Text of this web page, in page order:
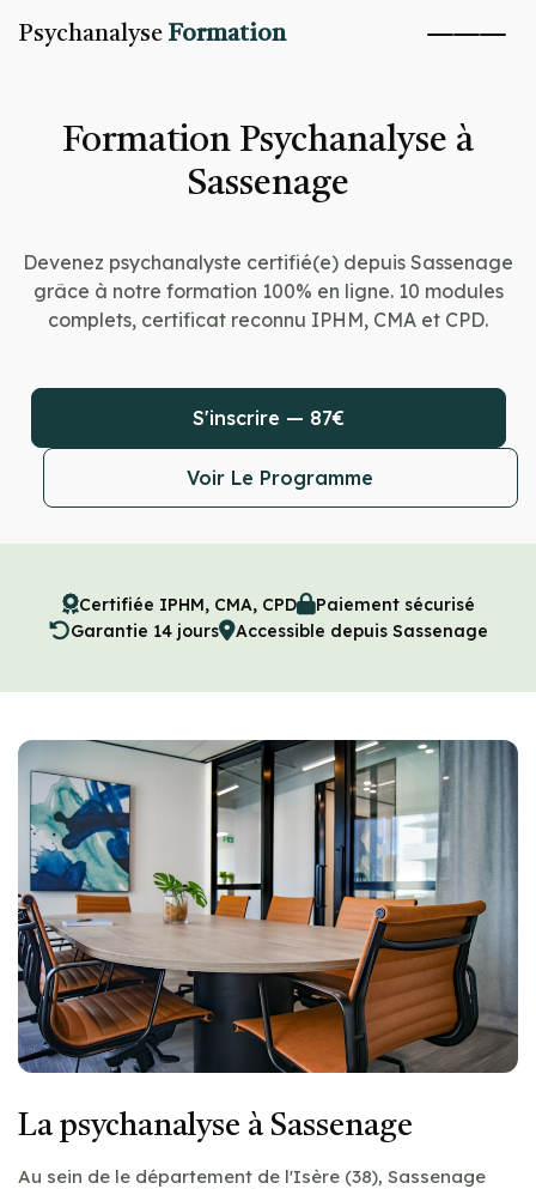
Psychanalyse Formation
Formation Psychanalyse à
Sassenage
Devenez psychanalyste certifié(e) depuis Sassenage
grâce à notre formation 100% en ligne. 10 modules
complets, certificat reconnu IPHM, CMA et CPD.
S'inscrire — 87€
Voir Le Programme
Certifiée IPHM, CMA, CPD
Paiement sécurisé
Garantie 14 jours
Accessible depuis Sassenage
La psychanalyse à Sassenage
Au sein de le département de l'Isère (38), Sassenage